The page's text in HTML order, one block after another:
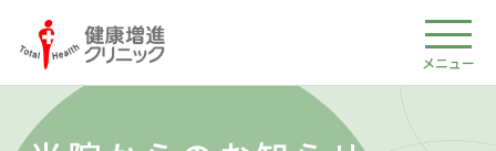
メニュー